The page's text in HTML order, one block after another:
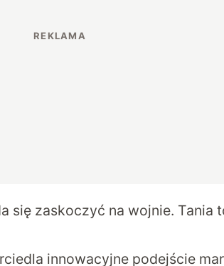
się zaskoczyć na wojnie. Tania
innowacyjne podejście